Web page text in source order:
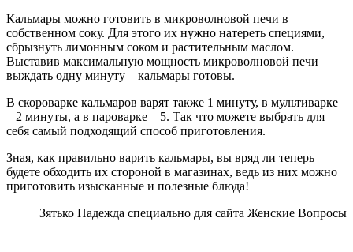
Кальмары можно готовить в микроволновой печи в
собственном соку. Для этого их нужно натереть специями,
сбрызнуть лимонным соком и растительным маслом.
Выставив максимальную мощность микроволновой печи
выждать одну минуту – кальмары готовы.
В скороварке кальмаров варят также 1 минуту, в мультиварке
– 2 минуты, а в пароварке – 5. Так что можете выбрать для
себя самый подходящий способ приготовления.
Зная, как правильно варить кальмары, вы вряд ли теперь
будете обходить их стороной в магазинах, ведь из них можно
приготовить изысканные и полезные блюда!
Зятько Надежда специально для сайта Женские Вопросы